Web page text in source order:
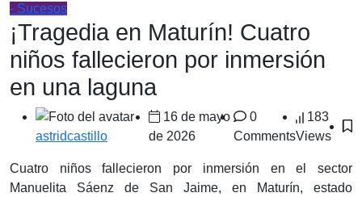
- Sucesos
¡Tragedia en Maturín! Cuatro
niños fallecieron por inmersión
en una laguna
astridcastillo
16 de mayo
de 2026
0
Comments
183
Views
Cuatro niños fallecieron por inmersión en el sector
Manuelita Sáenz de San Jaime, en Maturín, estado